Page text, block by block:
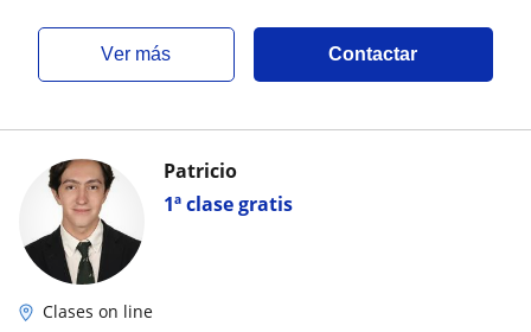
ver más Contactar
1ª clase gratis
Patricio
Clases on line